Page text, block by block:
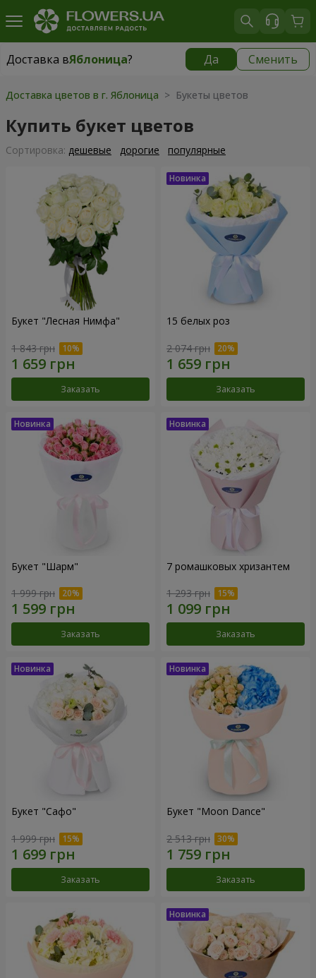
Доставка вЯблоница? Да Сменить
Доставка вЯблоница|
Доставка цветов в г. Яблоница > Букеты цветов
Купить букет цветов
Cортировка: дешевые дорогие популярные
Букет "Лесная Нимфа"
1 843 грн
Заказать
15 белых роз
2 074 грн
Заказать
Букет "Шарм"
1 999 грн
Заказать
7 ромашковых хризантем
1 293 грн
Заказать
Букет "Сафо"
1 999 грн
Заказать
Букет "Moon Dance"
2 513 грн
Заказать